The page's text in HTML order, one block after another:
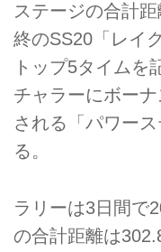
ステージの合計
終のSS20「レイ
トップ5タイムを
チャラーにボー
される「パワー
る。
ラリーは3日間で
の合計距離は